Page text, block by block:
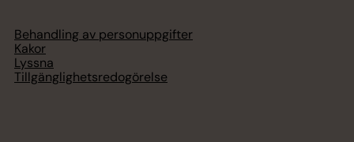
Behandling av personuppgifter
Kakor
Lyssna
Tillgänglighetsredogörelse